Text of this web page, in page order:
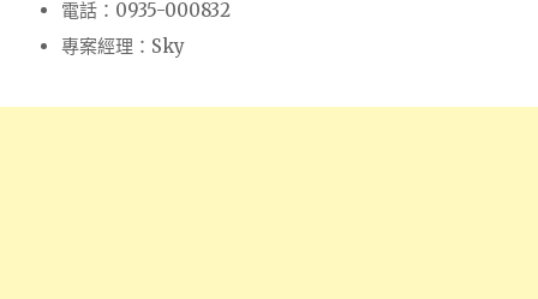
電話：0935-000832
專案經理：Sky